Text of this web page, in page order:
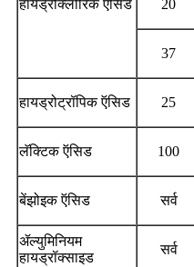
हायड्रोक्लोरिक ऍसिड 20
37
हायड्रोट्रॉपिक ऍसिड 25
लॅक्टिक ऍसिड 100
बेंझोइक ऍसिड सर्व
ॲल्युमिनियम
हायड्रॉक्साइड
सर्व